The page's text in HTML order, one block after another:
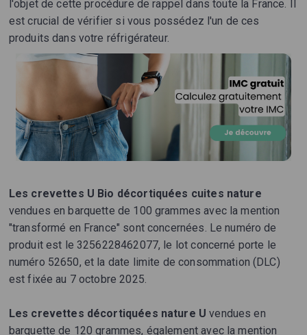
l'objet de cette procédure de rappel dans toute la France. Il
est crucial de vérifier si vous possédez l'un de ces
produits dans votre réfrigérateur.
Les crevettes U Bio décortiquées cuites nature
vendues en barquette de 100 grammes avec la mention
"transformé en France" sont concernées. Le numéro de
produit est le 3256228462077, le lot concerné porte le
numéro 52650, et la date limite de consommation (DLC)
est fixée au 7 octobre 2025.
Les crevettes décortiquées nature U vendues en
barquette de 120 grammes, également avec la mention